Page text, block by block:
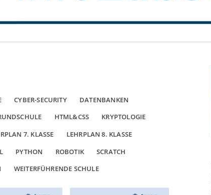
CYBER-SECURITY DATENBANKEN
HTML&CSS KRYPTOLOGIE
7. KLASSE LEHRPLAN 8. KLASSE
PYTHON ROBOTIK SCRATCH
WEITERFÜHRENDE SCHULE